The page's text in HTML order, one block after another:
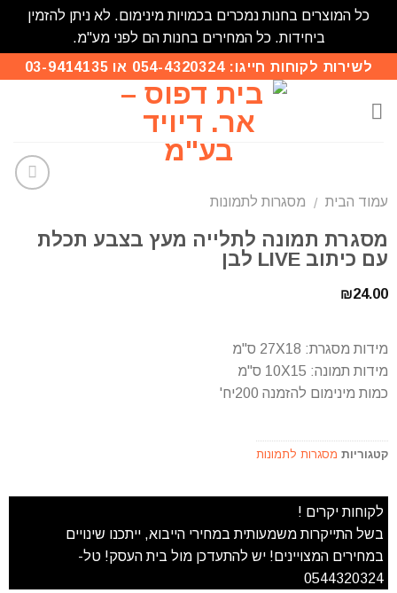
כל המוצרים בחנות נמכרים בכמויות מינימום. לא ניתן להזמין
ביחידות. כל המחירים בחנות הם לפני מע"מ.
לשירות לקוחות חייגו: 054-4320324 או 03-9414135
עמוד הבית / מסגרות לתמונות
מסגרת תמונה לתלייה מעץ בצבע תכלת
עם כיתוב LIVE לבן
₪24.00
מידות מסגרת: 27X18 ס"מ
מידות תמונה: 10X15 ס"מ
כמות מינימום להזמנה 200יח'
קטגוריות מסגרות לתמונות
לקוחות יקרים !
בשל התייקרות משמעותית במחירי הייבוא, ייתכנו שינויים
במחירים המצויינים! יש להתעדכן מול בית העסק! טל-
0544320324